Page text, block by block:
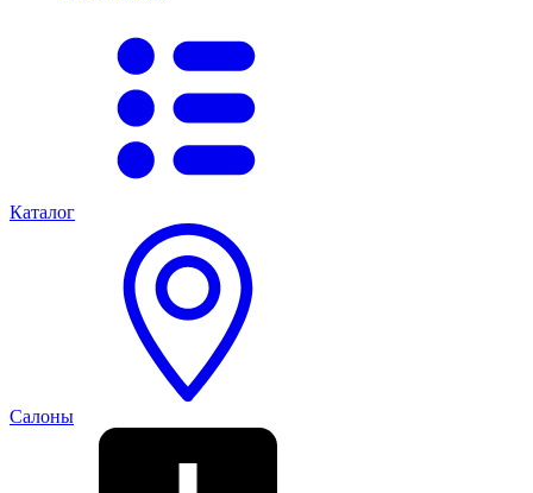
Каталог
Салоны